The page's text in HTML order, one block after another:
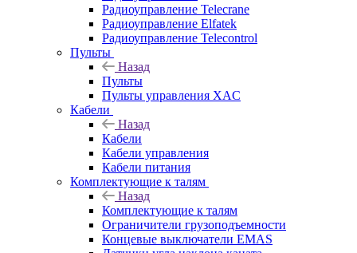
Радиоуправление Telecrane
Радиоуправление Elfatek
Радиоуправление Telecontrol
Пульты
Назад
Пульты
Пульты управления XAC
Кабели
Назад
Кабели
Кабели управления
Кабели питания
Комплектующие к талям
Назад
Комплектующие к талям
Ограничители грузоподъемности
Концевые выключатели EMAS